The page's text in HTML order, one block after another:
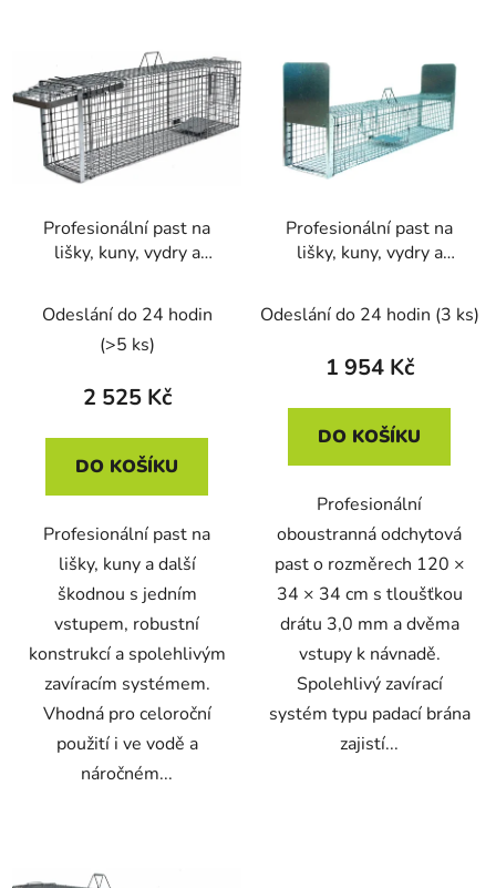
Profesionální past na
lišky, kuny, vydry a
H120x34x42
Odeslání do 24 hodin
(>5 ks)
2 525 Kč
DO KOŠÍKU
Profesionální past na
lišky, kuny a další
škodnou s jedním
vstupem, robustní
konstrukcí a spolehlivým
zavíracím systémem.
Vhodná pro celoroční
použití i ve vodě a
náročném...
Profesionální past na
lišky, kuny, vydry a
ST120x34x34V2
Odeslání do 24 hodin (3 ks)
1 954 Kč
DO KOŠÍKU
Profesionální
oboustranná odchytová
past o rozměrech 120 ×
34 × 34 cm s tloušťkou
drátu 3,0 mm a dvěma
vstupy k návnadě.
Spolehlivý zavírací
systém typu padací brána
zajistí...